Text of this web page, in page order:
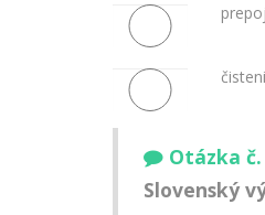
Otázka č.
Slovenský